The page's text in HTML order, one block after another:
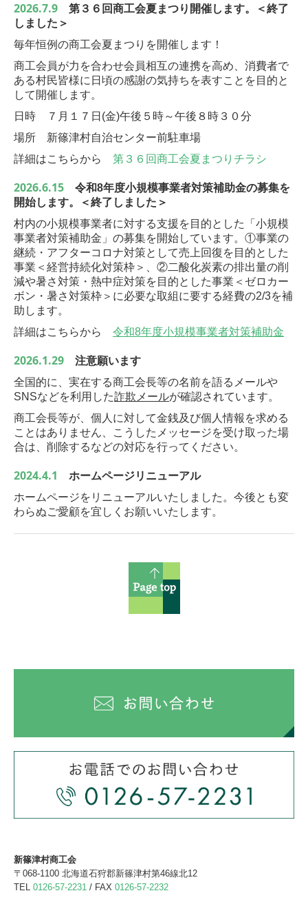
2026.7.9
第３６回商工会夏まつり開催します。＜終了
しました＞
毎年恒例の商工会夏まつりを開催します！
商工会員が力を合わせ会員相互の連携を高め、消費者で
ある村民皆様に日頃の感謝の気持ちを表すことを目的と
して開催します。
日時 ７月１７日(金)午後５時～午後８時３０分
場所 新篠津村自治センター前駐車場
詳細はこちらから 第３６回商工会夏まつりチラシ
2026.6.15
令和8年度小規模事業者対策補助金の募集を
開始します。＜終了しました＞
村内の小規模事業者に対する支援を目的とした「小規模
事業者対策補助金」の募集を開始しています。①事業の
継続・アフターコロナ対策として売上回復を目的とした
事業＜経営持続化対策枠＞、②二酸化炭素の排出量の削
減や暑さ対策・熱中症対策を目的とした事業＜ゼロカー
ボン・暑さ対策枠＞に必要な取組に要する経費の2/3を補
助します。
詳細はこちらから 令和8年度小規模事業者対策補助金
2026.1.29
注意願います
全国的に、実在する商工会長等の名前を語るメールや
SNSなどを利用した詐欺メールが確認されています。
商工会長等が、個人に対して金銭及び個人情報を求める
ことはありません、こうしたメッセージを受け取った場
合は、削除するなどの対応を行ってください。
2024.4.1
ホームページリニューアル
ホームページをリニューアルいたしました。今後とも変
わらぬご愛顧を宜しくお願いいたします。
新篠津村商工会
〒068-1100 北海道石狩郡新篠津村第46線北12
TEL 0126-57-2231 / FAX 0126-57-2232